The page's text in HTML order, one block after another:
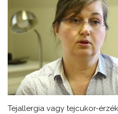
Tejallergia vagy tejcukor-